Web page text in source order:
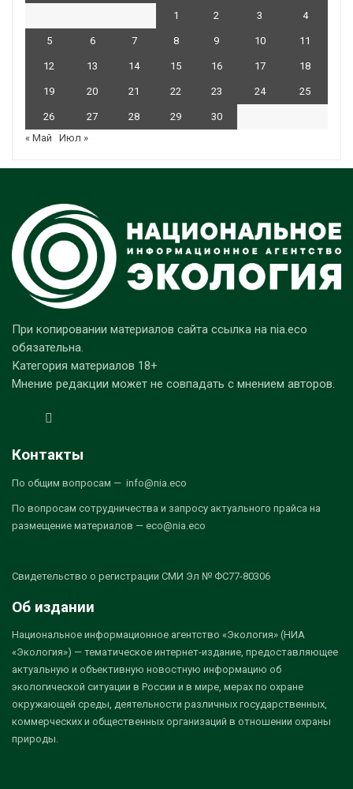
1 2 3 4
5 6 7 8 9 10 11
12 13 14 15 16 17 18
19 20 21 22 23 24 25
26 27 28 29
30
« Май
Июл »
При копировании материалов сайта ссылка на nia.eco
обязательна.
Категория материалов 18+
Мнение редакции может не совпадать с мнением авторов.
Контакты
По общим вопросам — info@nia.eco
По вопросам сотрудничества и запросу актуального прайса на
размещение материалов — eco@nia.eco
Свидетельство о регистрации СМИ Эл № ФС77-80306
Об издании
Национальное информационное агентство «Экология» (НИА
«Экология») — тематическое интернет-издание, предоставляющее
актуальную и объективную новостную информацию об
экологической ситуации в России и в мире, мерах по охране
окружающей среды, деятельности различных государственных,
коммерческих и общественных организаций в отношении охраны
природы.